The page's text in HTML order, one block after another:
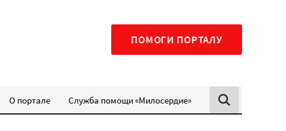
ПОМОГИ ПОРТАЛУ
О портале Служба помощи «Милосердие»